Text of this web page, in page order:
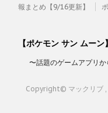
報まとめ【9/16更新】
【ポケモン サン ムー
〜話題のゲームアプリ
Copyright© マックリブ